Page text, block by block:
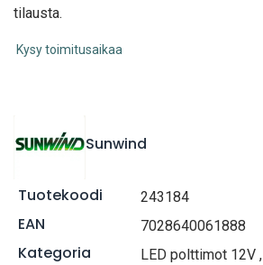
tilausta.
Kysy toimitusaikaa
Sunwind
Tuotekoodi 243184
EAN 7028640061888
Kategoria LED polttimot 12V,